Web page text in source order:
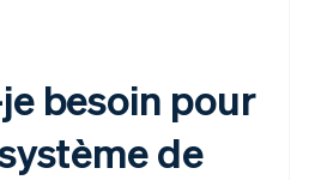
besoin pour
de